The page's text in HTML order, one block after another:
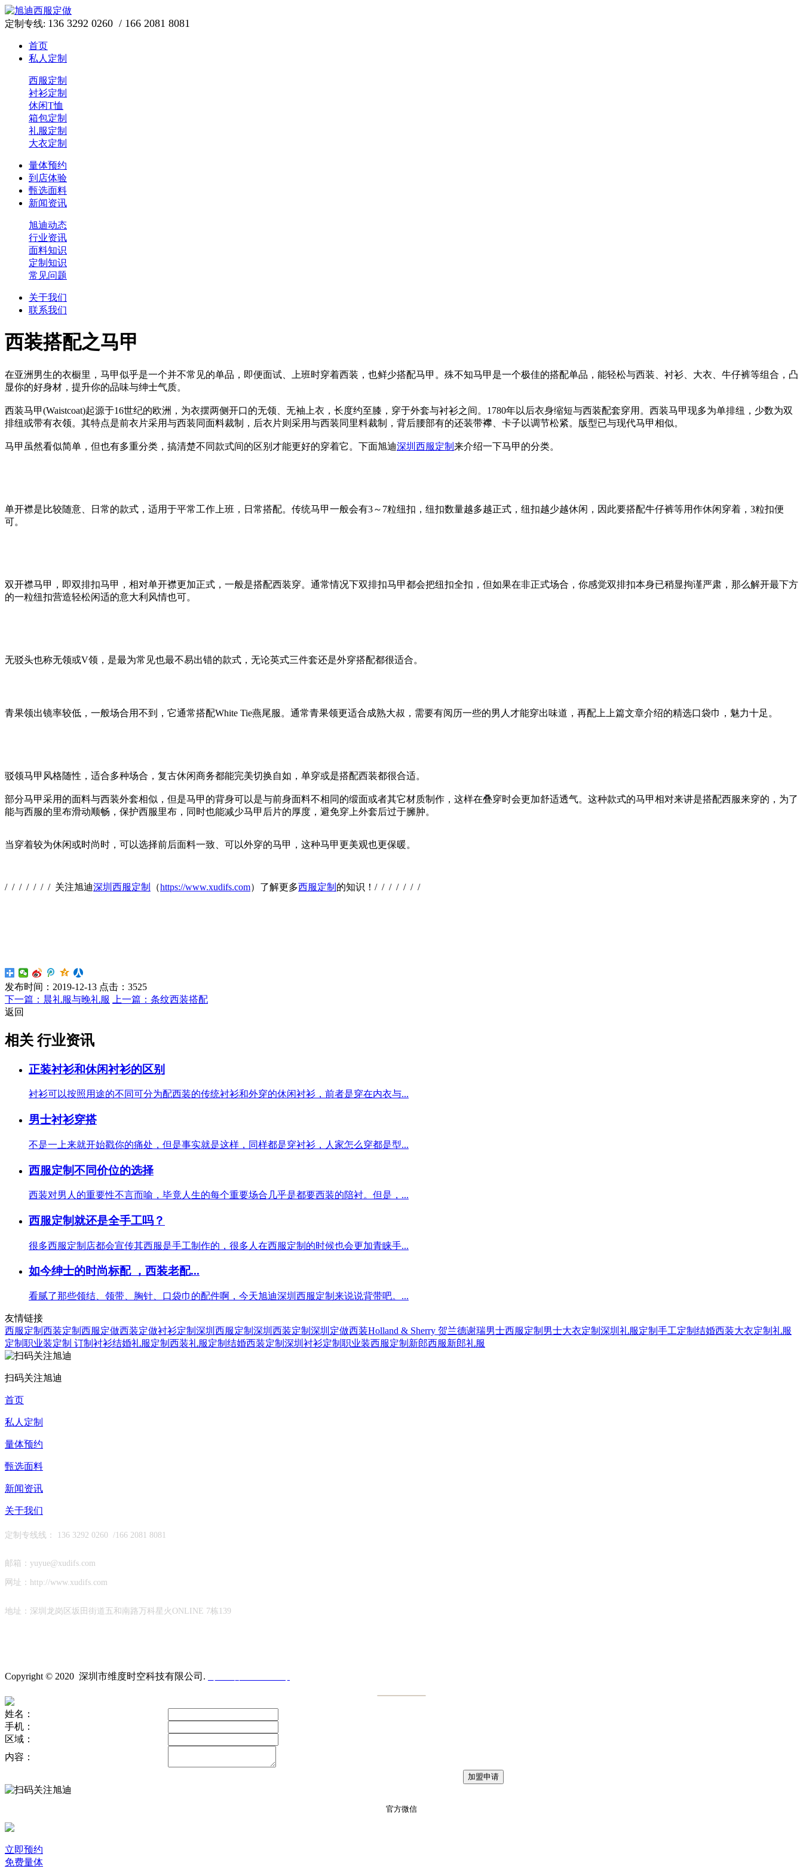
定制专线: 136 3292 0260 / 166 2081 8081
首页
私人定制
西服定制
衬衫定制
休闲T恤
箱包定制
礼服定制
大衣定制
量体预约
到店体验
甄选面料
新闻资讯
旭迪动态
行业资讯
面料知识
定制知识
常见问题
关于我们
联系我们
西装搭配之马甲
在亚洲男生的衣橱里，马甲似乎是一个并不常见的单品，即便面试、上班时穿着西装，也鲜少搭配马甲。殊不知马甲是一个极佳的搭配单品，能轻松与西装、衬衫、大衣、牛仔裤等组合，凸
显你的好身材，提升你的品味与绅士气质。
西装马甲(Waistcoat)起源于16世纪的欧洲，为衣摆两侧开口的无领、无袖上衣，长度约至膝，穿于外套与衬衫之间。1780年以后衣身缩短与西装配套穿用。西装马甲现多为单排纽，少数为双
排纽或带有衣领。其特点是前衣片采用与西装同面料裁制，后衣片则采用与西装同里料裁制，背后腰部有的还装带襻、卡子以调节松紧。版型已与现代马甲相似。
马甲虽然看似简单，但也有多重分类，搞清楚不同款式间的区别才能更好的穿着它。下面旭迪深圳西服定制 来介绍一下马甲的分类。
单开襟是比较随意、日常的款式，适用于平常工作上班，日常搭配。传统马甲一般会有3～7粒纽扣，纽扣数量越多越正式，纽扣越少越休闲，因此要搭配牛仔裤等用作休闲穿着，3粒扣便
可。
双开襟马甲，即双排扣马甲，相对单开襟更加正式，一般是搭配西装穿。通常情况下双排扣马甲都会把纽扣全扣，但如果在非正式场合，你感觉双排扣本身已稍显拘谨严肃，那么解开最下方
的一粒纽扣营造轻松闲适的意大利风情也可。
无驳头也称无领或V领，是最为常见也最不易出错的款式，无论英式三件套还是外穿搭配都很适合。
青果领出镜率较低，一般场合用不到，它通常搭配White Tie燕尾服。通常青果领更适合成熟大叔，需要有阅历一些的男人才能穿出味道，再配上上篇文章介绍的精选口袋巾，魅力十足。
驳领马甲风格随性，适合多种场合，复古休闲商务都能完美切换自如，单穿或是搭配西装都很合适。
部分马甲采用的面料与西装外套相似，但是马甲的背身可以是与前身面料不相同的缎面或者其它材质制作，这样在叠穿时会更加舒适透气。这种款式的马甲相对来讲是搭配西服来穿的，为了
能与西服的里布滑动顺畅，保护西服里布，同时也能减少马甲后片的厚度，避免穿上外套后过于臃肿。
当穿着较为休闲或时尚时，可以选择前后面料一致、可以外穿的马甲，这种马甲更美观也更保暖。
/ / / / / / / 关注旭迪深圳西服定制 （https://www.xudifs.com）了解更多西服定制 的知识！/ / / / / / /
发布时间： 2019-12-13 点击： 3525
下一篇：晨礼服与晚礼服
上一篇：条纹西装搭配
返回
相关 行业资讯
正装衬衫和休闲衬衫的区别
衬衫可以按照用途的不同可分为配西装的传统衬衫和外穿的休闲衬衫，前者是穿在内衣与...
男士衬衫穿搭
不是一上来就开始戳你的痛处，但是事实就是这样，同样都是穿衬衫，人家怎么穿都是型...
西服定制不同价位的选择
西装对男人的重要性不言而喻，毕竟人生的每个重要场合几乎是都要西装的陪衬。但是，...
西服定制就还是全手工吗？
很多西服定制店都会宣传其西服是手工制作的，很多人在西服定制的时候也会更加青睐手...
如今绅士的时尚标配 ，西装老配...
看腻了那些领结、领带、胸针、口袋巾的配件啊，今天旭迪深圳西服定制来说说背带吧。...
友情链接
西服定制 西装定制 西服定做西装定做衬衫定制 深圳西服定制 深圳西装定制 深圳定做西装Holland & Sherry 贺兰德谢瑞男士西服定制 男士大衣定制 深圳礼服定制 手工定制 结婚西装大衣定制 礼服
定制 职业装定制 订制衬衫结婚礼服定制 西装礼服定制 结婚西装定制 深圳衬衫定制 职业装西服定制 新郎西服新郎礼服
扫码关注旭迪
首页
私人定制
量体预约
甄选面料
新闻资讯
关于我们
定制专线线： 136 3292 0260 /166 2081 8081
邮箱：yuyue@xudifs.com
网址：http://www.xudifs.com
地址： 深圳龙岗区坂田街道 五和南路万科星火ONLINE 7栋139
Copyright © 2020 深圳市维度时空科技有限公司 .
姓名：
手机：
区域：
内容：
官方微信
立即预约
免费量体